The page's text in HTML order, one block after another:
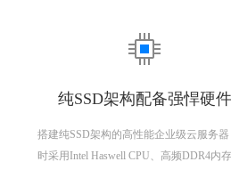
纯SSD架构配备强悍硬件
搭建纯SSD架构的高性能企业级云服务器
时采用Intel Haswell CPU、高频DDR4内存